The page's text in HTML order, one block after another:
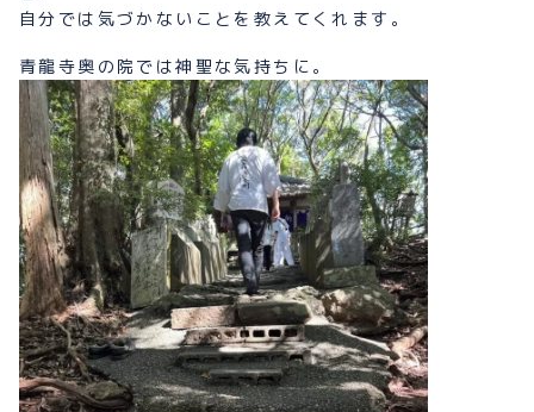
自分では気づかないことを教えてくれます。
青龍寺奥の院では神聖な気持ちに。